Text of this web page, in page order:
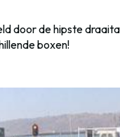
door de hipste
boxen!